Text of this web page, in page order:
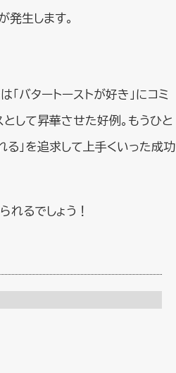
発生します。
バタートーストが好き」にコミ
して昇華させた好例。もうひと
る」を追求して上手くいった成功
れるでしょう！